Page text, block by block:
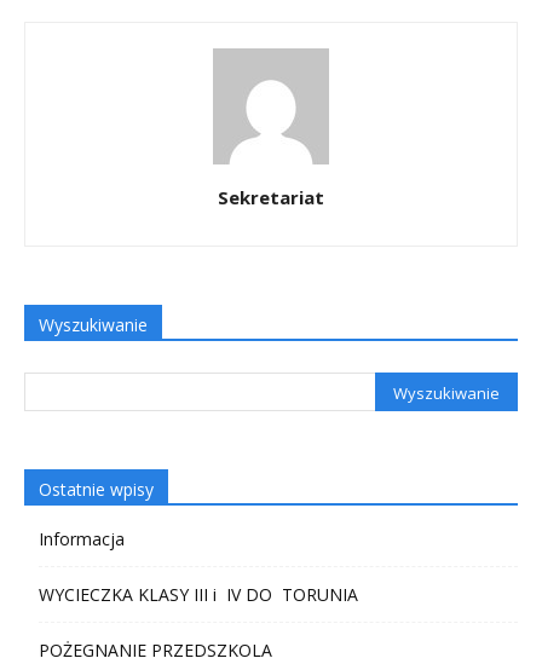
Sekretariat
Wyszukiwanie
Ostatnie wpisy
Informacja
WYCIECZKA KLASY III i IV DO TORUNIA
POŻEGNANIE PRZEDSZKOLA